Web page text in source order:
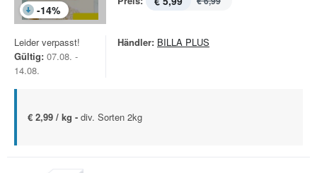
-14%
Leider verpasst!
Gültig: 07.08. -
14.08.
Händler: BILLA PLUS
€ 2,99 / kg - div. Sorten 2kg